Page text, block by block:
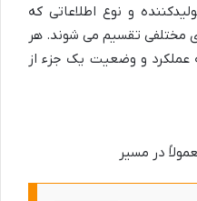
و نوع اطلاعاتی که
مختلفی تقسیم می شوند. هر
عملکرد و وضعیت یک جزء از
در مسیر